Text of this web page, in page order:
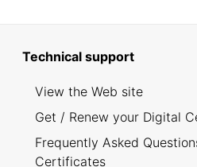
Technical support
View the Web site
Get / Renew your Digital
Frequently Asked
Certificates